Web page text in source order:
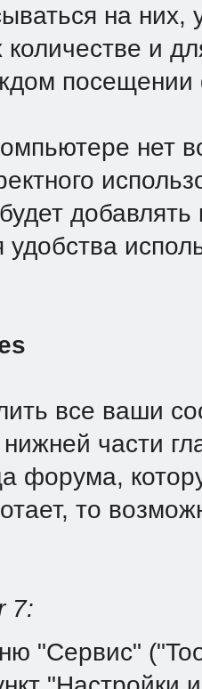
на них,
и
нет
все ваши
части
форума,
то
7:
"Сервис"